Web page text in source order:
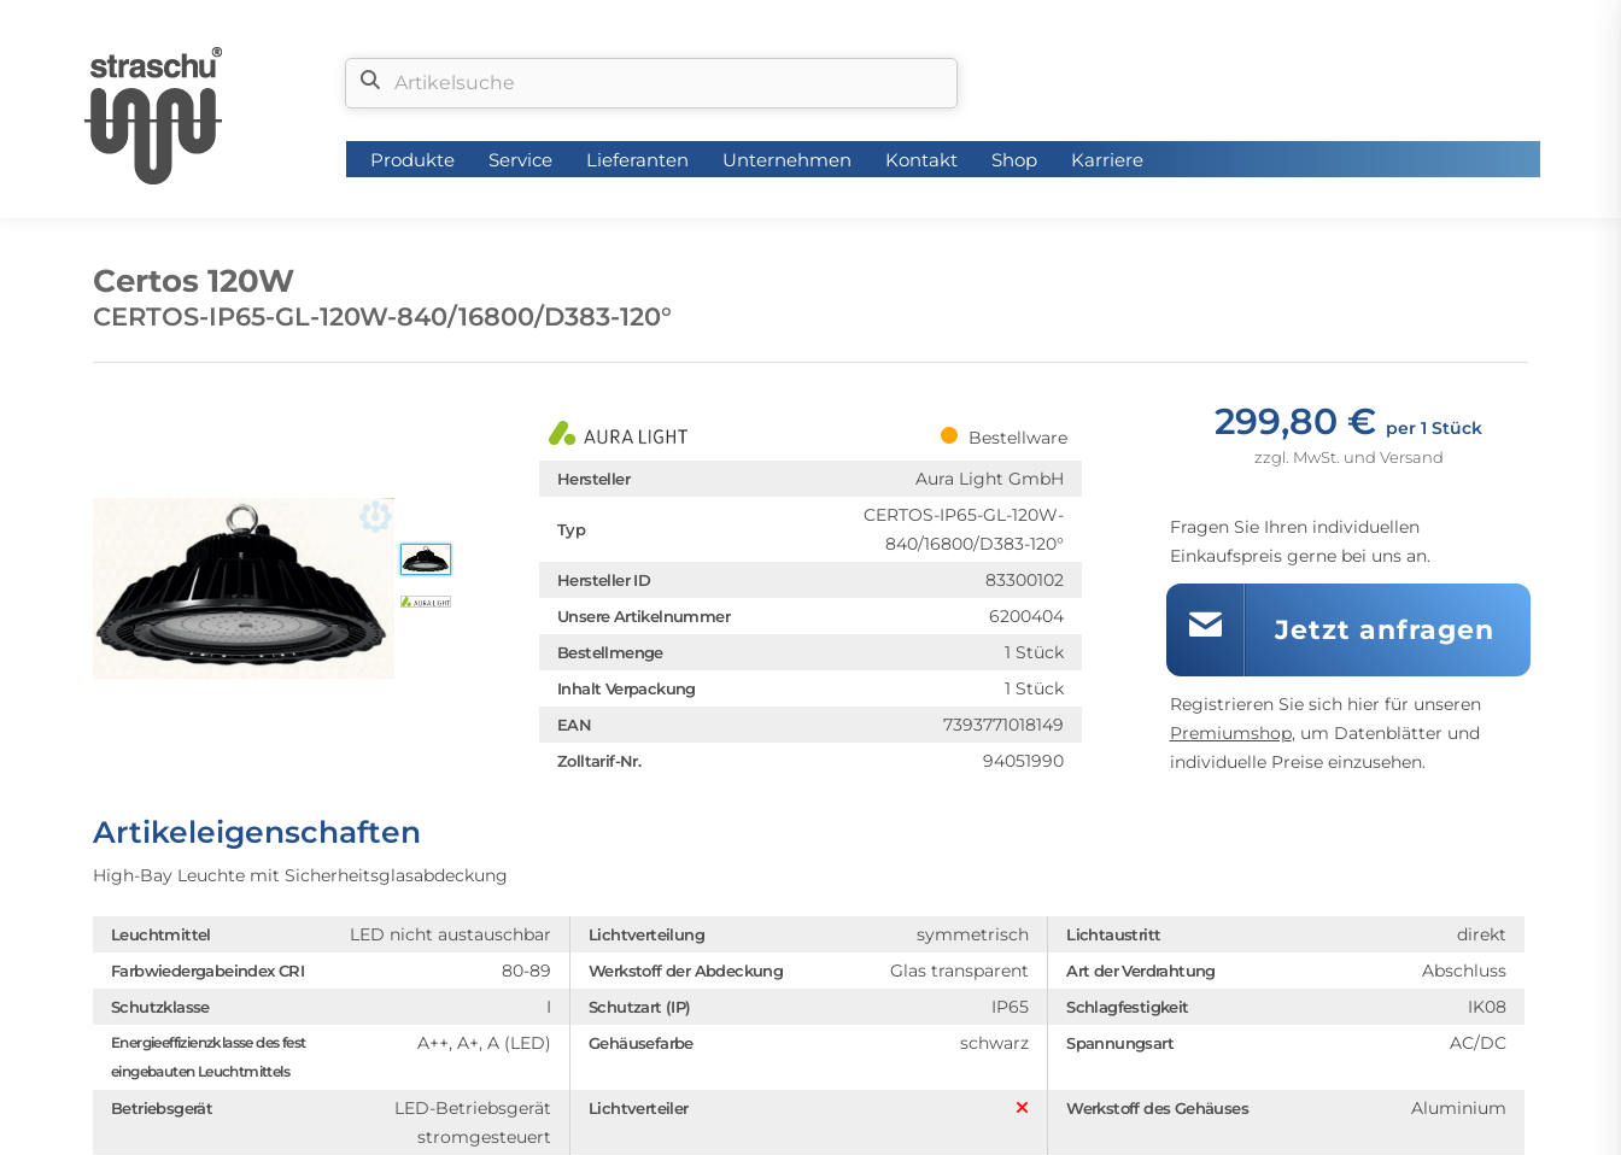
Produkte Service Lieferanten Unternehmen Kontakt Shop Karriere
Certos 120W
CERTOS-IP65-GL-120W-840/16800/D383-120°
Bestellware
Hersteller Aura Light GmbH
Typ
CERTOS-IP65-GL-120W-
840/16800/D383-120°
Hersteller ID 83300102
Unsere Artikelnummer 6200404
Bestellmenge 1 Stück
Inhalt Verpackung 1 Stück
EAN 7393771018149
Zolltarif-Nr. 94051990
299,80 € per 1 Stück
zzgl. MwSt. und Versand
Fragen Sie Ihren individuellen
Einkaufspreis gerne bei uns an.
Jetzt anfragen
Registrieren Sie sich hier für unseren
Premiumshop, um Datenblätter und
individuelle Preise einzusehen.
Artikeleigenschaften
High-Bay Leuchte mit Sicherheitsglasabdeckung
Leuchtmittel LED nicht austauschbar Lichtverteilung symmetrisch Lichtaustritt direkt
Farbwiedergabeindex CRI 80-89 Werkstoff der Abdeckung Glas transparent Art der Verdrahtung Abschluss
Schutzklasse I Schutzart (IP) IP65 Schlagfestigkeit IK08
Energieeffizienzklasse des fest
eingebauten Leuchtmittels
A++, A+, A (LED) Gehäusefarbe schwarz Spannungsart AC/DC
Betriebsgerät
LED-Betriebsgerät
stromgesteuert
Lichtverteiler Werkstoff des Gehäuses Aluminium
Produkte Service Lieferanten Unternehmen Kontakt